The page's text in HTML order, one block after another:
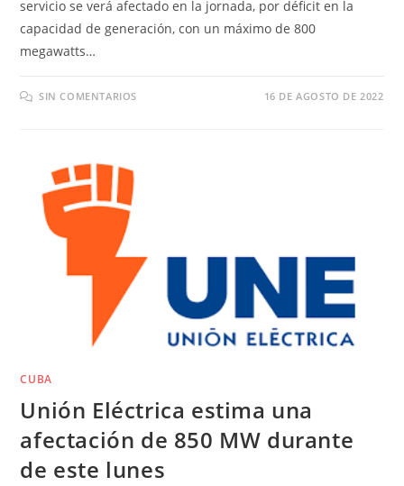
servicio se verá afectado en la jornada, por déficit en la
capacidad de generación, con un máximo de 800
megawatts…
SIN COMENTARIOS 16 DE AGOSTO DE 2022
CUBA
Unión Eléctrica estima una
afectación de 850 MW durante
de este lunes